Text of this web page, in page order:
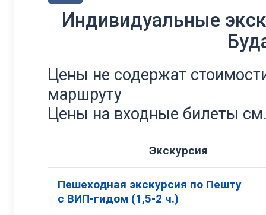
Индивидуальные
Цены не содержат
маршруту
Цены на входные билеты
Экскурсия
Пешеходная экскурсия по Пешту
с ВИП-гидом (1,5-2 ч.)